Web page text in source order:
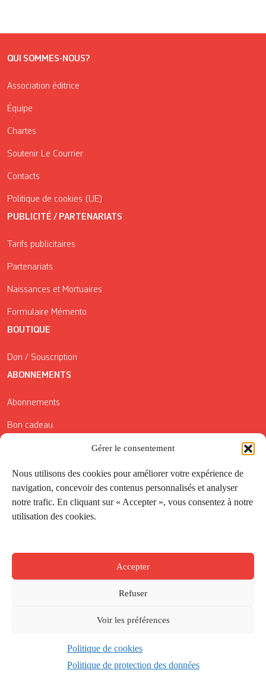
Gérer le consentement
Nous utilisons des cookies pour améliorer votre expérience de
navigation, concevoir des contenus personnalisés et analyser
notre trafic. En cliquant sur « Accepter », vous consentez à notre
utilisation des cookies.
Accepter
Refuser
Voir les préférences
Politique de cookies
Politique de protection des données
QUI SOMMES-NOUS?
Association éditrice
Équipe
Chartes
Soutenir Le Courrier
Contacts
Politique de cookies (UE)
PUBLICITÉ / PARTENARIATS
Tarifs publicitaires
Partenariats
Naissances et Mortuaires
Formulaire Mémento
BOUTIQUE
Don / Souscription
ABONNEMENTS
Abonnements
Bon cadeau
Conditions générales de vente
Réductions de la Carte Côté Courrier
Application